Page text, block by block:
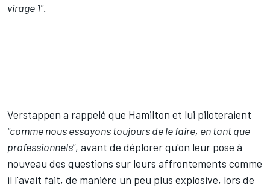
virage 1".
Verstappen a rappelé que Hamilton et lui piloteraient
"comme nous essayons toujours de le faire, en tant que
professionnels", avant de déplorer qu'on leur pose à
nouveau des questions sur leurs affrontements comme
il l'avait fait, de manière un peu plus explosive, lors de